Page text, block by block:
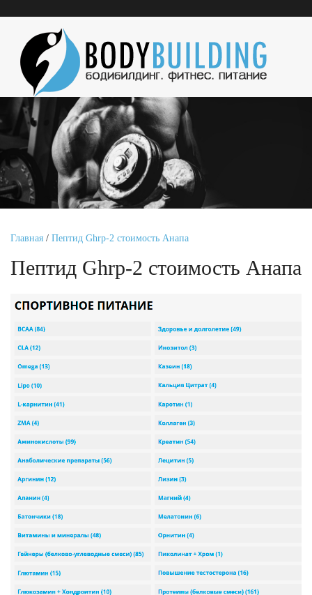
Главная / Пептид Ghrp-2 стоимость Анапа
Пептид Ghrp-2 стоимость Анапа